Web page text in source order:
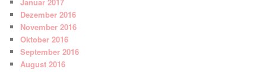
Januar 2017
Dezember 2016
November 2016
Oktober 2016
September 2016
August 2016